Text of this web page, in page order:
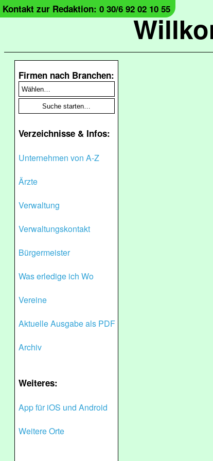
Kontakt zur Redaktion: 0 30/6 92 02 10 55
Firmen nach Branchen:
Verzeichnisse & Infos:
Unternehmen von A-Z
Ärzte
Verwaltung
Verwaltungskontakt
Bürgermeister
Was erledige ich Wo
Vereine
Aktuelle Ausgabe als PDF
Archiv
Weiteres:
App für iOS und Android
Weitere Orte